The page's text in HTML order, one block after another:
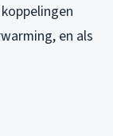
en als